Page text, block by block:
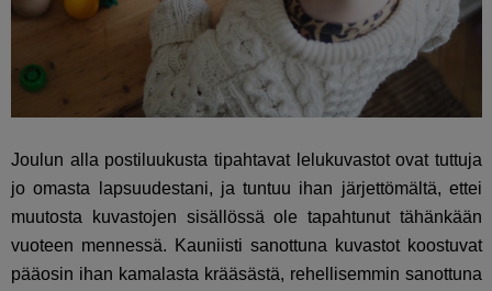
Joulun alla postiluukusta tipahtavat lelukuvastot ovat tuttuja
jo omasta lapsuudestani, ja tuntuu ihan järjettömältä, ettei
muutosta kuvastojen sisällössä ole tapahtunut tähänkään
vuoteen mennessä. Kauniisti sanottuna kuvastot koostuvat
pääosin ihan kamalasta krääsästä, rehellisemmin sanottuna